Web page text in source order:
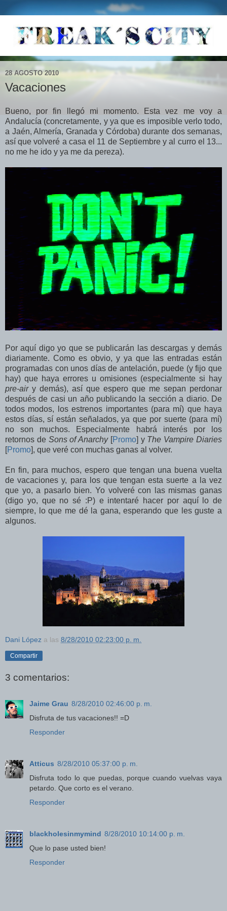
28 AGOSTO 2010
Vacaciones
Bueno, por fin llegó mi momento. Esta vez me voy a
Andalucía (concretamente, y ya que es imposible verlo todo,
a Jaén, Almería, Granada y Córdoba) durante dos semanas,
así que volveré a casa el 11 de Septiembre y al curro el 13...
no me he ido y ya me da pereza).
Por aquí digo yo que se publicarán las descargas y demás
diariamente. Como es obvio, y ya que las entradas están
programadas con unos días de antelación, puede (y fijo que
hay) que haya errores u omisiones (especialmente si hay
pre-airy demás), así que espero que me sepan perdonar
después de casi un año publicando la sección a diario. De
todos modos, los estrenos importantes (para mí) que haya
estos días, sí están señalados, ya que por suerte (para mí)
no son muchos. Especialmente habrá interés por los
retornos de Sons of Anarchy[Promo] y The Vampire Diaries
[Promo], que veré con muchas ganas al volver.
En fin, para muchos, espero que tengan una buena vuelta
de vacaciones y, para los que tengan esta suerte a la vez
que yo, a pasarlo bien. Yo volveré con las mismas ganas
(digo yo, que no sé :P) e intentaré hacer por aquí lo de
siempre, lo que me dé la gana, esperando que les guste a
algunos.
Dani López a las 8/28/2010 02:23:00 p. m.
Compartir
3 comentarios:
Jaime Grau 8/28/2010 02:46:00 p. m.
Disfruta de tus vacaciones!! =D
Responder
Atticus 8/28/2010 05:37:00 p. m.
Disfruta todo lo que puedas, porque cuando vuelvas vaya
petardo. Que corto es el verano.
Responder
blackholesinmymind 8/28/2010 10:14:00 p. m.
Que lo pase usted bien!
Responder